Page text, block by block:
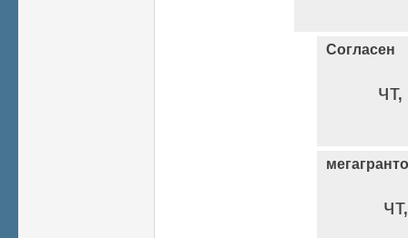
Согласен